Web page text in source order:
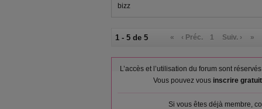
bizz
1 - 5 de 5 « ‹ Préc. 1 Suiv. › »
L’accès et l’utilisation du forum sont
Vous pouvez vous inscrire
Si vous êtes déjà membre,